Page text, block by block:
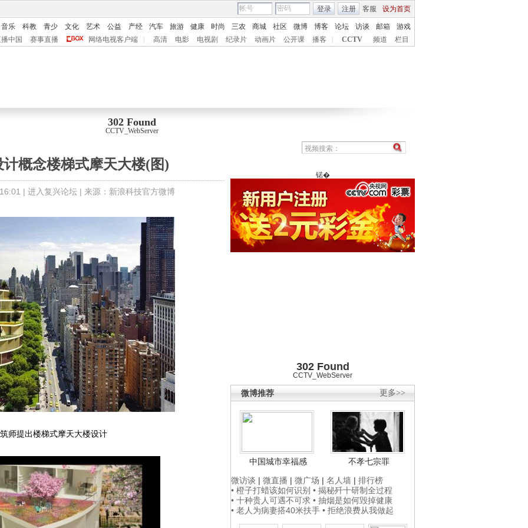
客服 设为首页
登录 注册
音乐 科教 青少 文化 艺术 公益 产经 汽车 旅游 健康 时尚 三农 商城 社区 微博 博客 论坛 访谈 邮箱
游戏
中国
赛事直播 网络电视客户端 高清 电影 电视剧 纪录片 动画片 公开课 播客 CCTV 频道 栏目
302 Found
CCTV_WebServer
锘�
302 Found
CCTV_WebServer
更多>>
微博推荐
中国城市幸福感
不孝七宗罪
微访谈 | 微直播 | 微广场 | 名人墙 | 排行榜
• 橙子打蜡该如何识别 • 揭秘歼十研制全过程
• 十种贵人可遇不可求 • 抽烟是如何毁掉健康
• 老人为病妻搭40米扶手 • 拒绝浪费从我做起
概念楼梯式摩天大楼(图)
| 进入复兴论坛| 来源： 新浪科技官方微博
师提出楼梯式摩天大楼设计